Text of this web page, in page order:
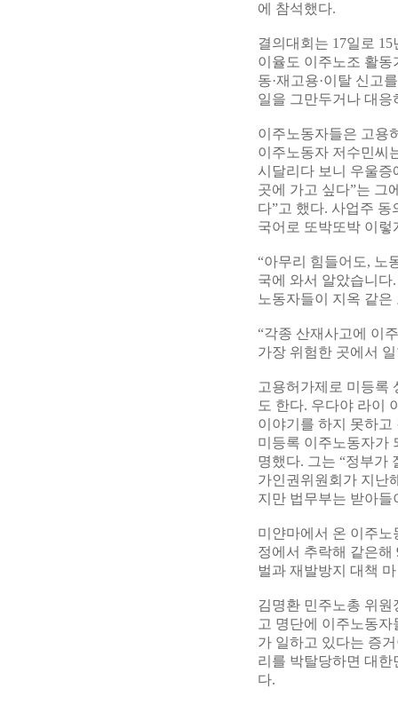
에 참석했다.
결의대회는 17일로
이율도 이주노조 활동
동·재고용·이탈 신고
일을 그만두거나 대
이주노동자들은 고용
이주노동자 저수민씨
시달리다 보니 우울증
곳에 가고 싶다”는 그
다”고 했다. 사업주
국어로 또박또박 이렇
“아무리 힘들어도, 노
국에 와서 알았습니
노동자들이 지옥 같
“각종 산재사고에 이
가장 위험한 곳에서
고용허가제로 미등록
도 한다. 우다야 라이
이야기를 하지 못하고
미등록 이주노동자가
명했다. 그는 “정부가
가인권위원회가 지난
지만 법무부는 받아들
미얀마에서 온 이주
정에서 추락해 같은해
벌과 재발방지 대책
김명환 민주노총 위
고 명단에 이주노동
가 일하고 있다는 증
리를 박탈당하면 대
다.